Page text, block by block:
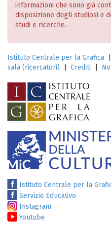
informazioni che sono già
disposizione degli studiosi e
studi e ricerche.
Istituto Centrale per la Grafica
sala (ricercatori)
Crediti
Istituto Centrale per la
Servizio Educativo
Instagram
Youtube